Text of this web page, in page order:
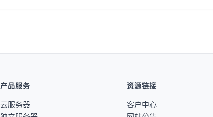
产品服务
云服务器
资源链接
客户中心